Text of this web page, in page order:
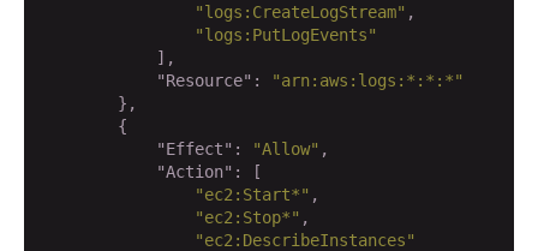
"logs:CreateLogStream" ,
"logs:PutLogEvents"
            ],
"Resource" :
"arn:aws:logs:*:*:*"
        },
        {
"Effect" : "Allow" ,
"Action" : [
"ec2:Start*" ,
"ec2:Stop*" ,
"ec2:DescribeInstances"